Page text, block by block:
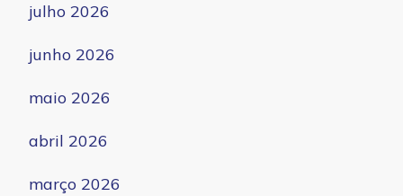
julho 2026
junho 2026
maio 2026
abril 2026
março 2026